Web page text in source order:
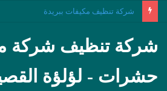
شركة تنظيف مكيفات ببريدة
شركة تنظيف شركة
حشرات - لؤلؤة